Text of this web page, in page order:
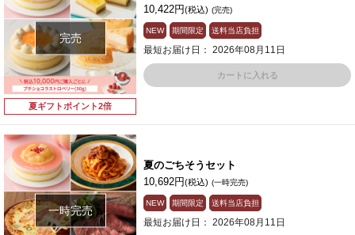
完売
夏ギフトポイント2倍
10,422円(税込) (完売)
NEW 期間限定 送料当店負担
最短お届け日： 2026年08月11日
カートに入れる
一時完売
夏のごちそうセット
10,692円(税込) (一時完売)
NEW 期間限定 送料当店負担
最短お届け日： 2026年08月11日